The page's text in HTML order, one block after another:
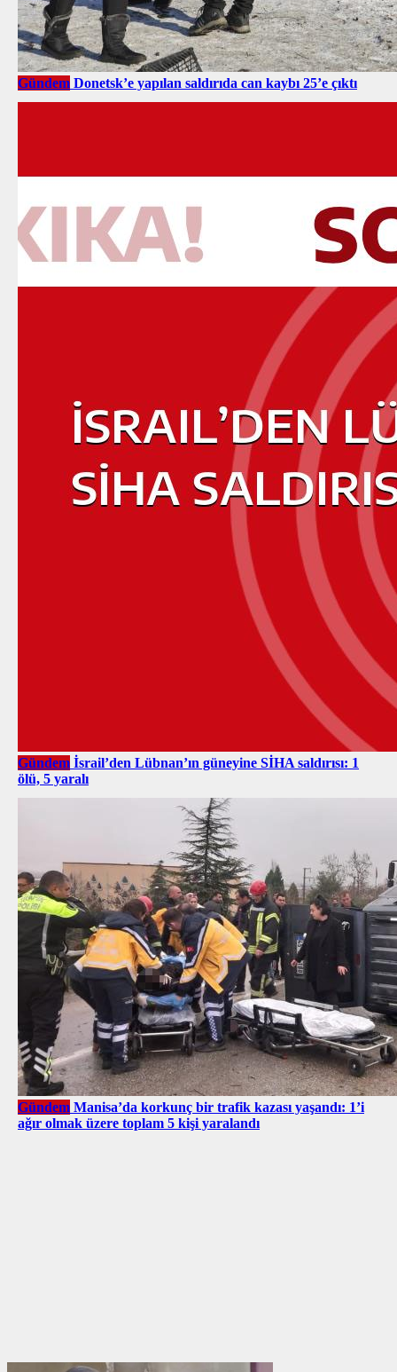
Gündem Donetsk’e yapılan saldırıda can kaybı 25’e çıktı
Gündem İsrail’den Lübnan’ın güneyine SİHA saldırısı: 1
ölü, 5 yaralı
Gündem Manisa’da korkunç bir trafik kazası yaşandı: 1’i
ağır olmak üzere toplam 5 kişi yaralandı